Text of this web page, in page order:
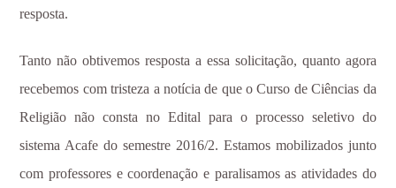
resposta.
Tanto não obtivemos resposta a essa solicitação, quanto agora
recebemos com tristeza a notícia de que o Curso de Ciências da
Religião não consta no Edital para o processo seletivo do
sistema Acafe do semestre 2016/2. Estamos mobilizados junto
com professores e coordenação e paralisamos as atividades do